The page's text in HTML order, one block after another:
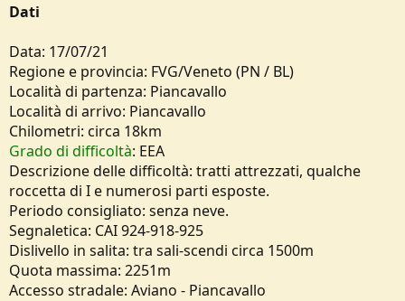
Dati
Data: 17/07/21
Regione e provincia: FVG/Veneto (PN / BL)
Località di partenza: Piancavallo
Località di arrivo: Piancavallo
Chilometri: circa 18km
Grado di difficoltà: EEA
Descrizione delle difficoltà: tratti attrezzati, qualche
roccetta di I e numerosi parti esposte.
Periodo consigliato: senza neve.
Segnaletica: CAI 924-918-925
Dislivello in salita: tra sali-scendi circa 1500m
Quota massima: 2251m
Accesso stradale: Aviano - Piancavallo